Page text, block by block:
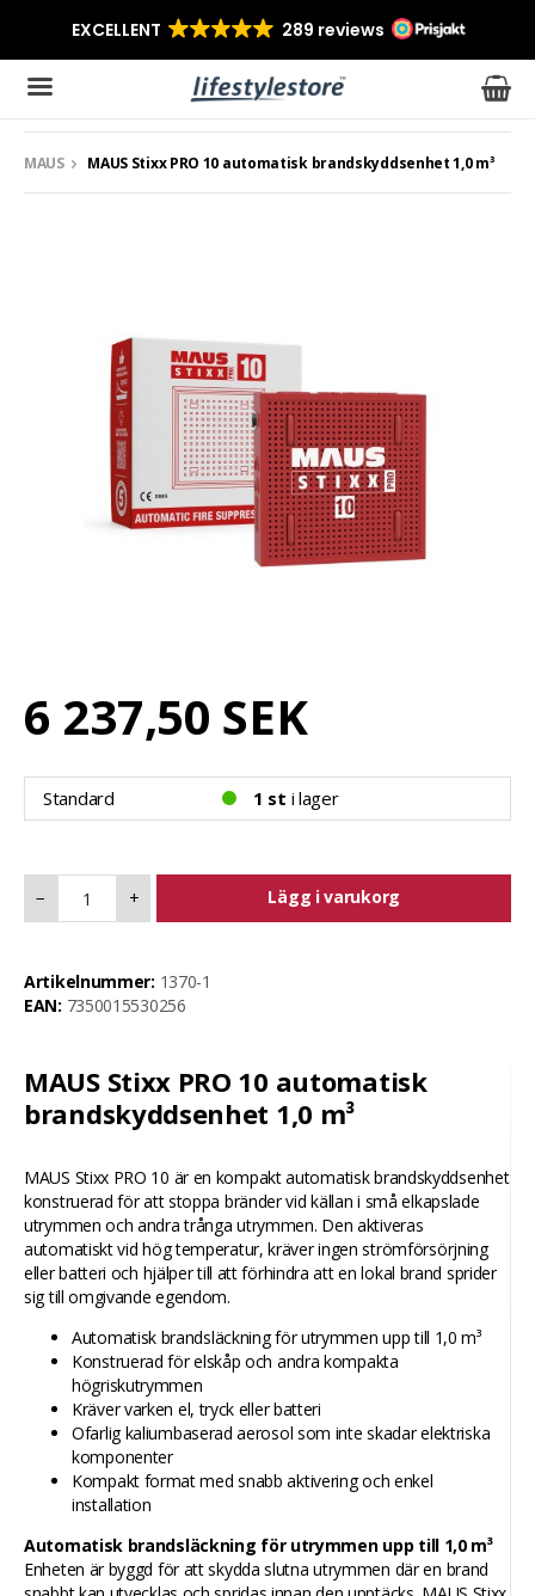
Produkten har blivit tillagd i varukorgen
MAUS MAUS Stixx PRO 10 automatisk brandskyddsenhet 1,0 m³
MAUS Stixx PRO 10 automatisk
brandskyddsenhet 1,0 m³
MAUS Stixx PRO 10 är en kompakt automatisk brandskyddsenhet
konstruerad för att stoppa bränder vid källan i små elkapslade
utrymmen och andra trånga utrymmen. Den aktiveras
automatiskt vid hög temperatur, kräver ingen strömförsörjning
eller batteri och hjälper till att förhindra att en lokal brand sprider
sig till omgivande egendom.
Automatisk brandsläckning för utrymmen upp till 1,0 m³
Konstruerad för elskåp och andra kompakta
högriskutrymmen
Kräver varken el, tryck eller batteri
Ofarlig kaliumbaserad aerosol som inte skadar elektriska
komponenter
Kompakt format med snabb aktivering och enkel
installation
Automatisk brandsläckning för utrymmen upp till 1,0 m³
Enheten är byggd för att skydda slutna utrymmen där en brand
6 237,50 SEK
Standard 1 st i lager
− + Lägg i varukorg
Artikelnummer: 1370-1
EAN: 7350015530256